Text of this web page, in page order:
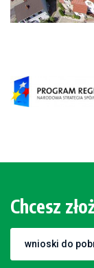
Chcesz
wnioski do